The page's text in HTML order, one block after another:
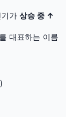
가 상승 중 ↑
를 대표하는 이름